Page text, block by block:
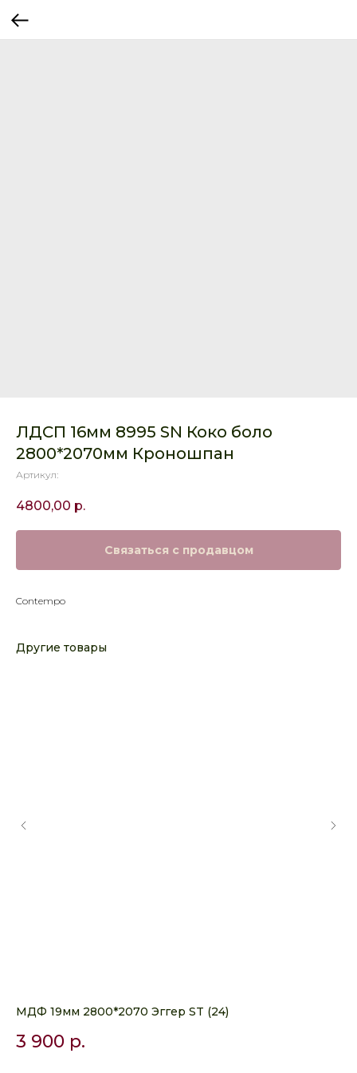
ЛДСП 16мм 8995 SN Коко боло
2800*2070мм Кроношпан
Артикул:
4800,00 р.
Связаться с продавцом
Contempo
Другие товары
МДФ 19мм 2800*2070 Эггер ST (24)
3 900 р.